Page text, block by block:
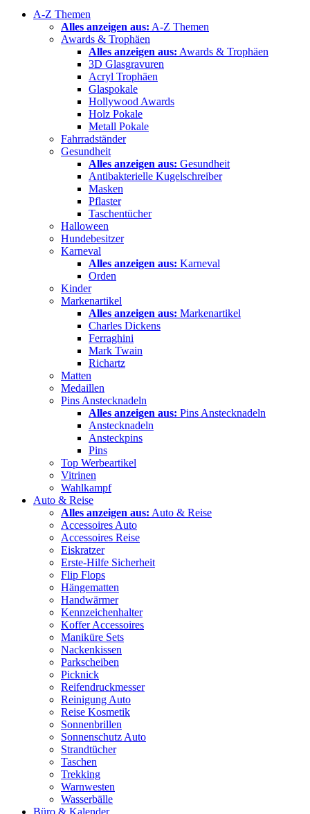
A-Z Themen
Alles anzeigen aus: A-Z Themen
Awards & Trophäen
Alles anzeigen aus: Awards & Trophäen
3D Glasgravuren
Acryl Trophäen
Glaspokale
Hollywood Awards
Holz Pokale
Metall Pokale
Fahrradständer
Gesundheit
Alles anzeigen aus: Gesundheit
Antibakterielle Kugelschreiber
Masken
Pflaster
Taschentücher
Halloween
Hundebesitzer
Karneval
Alles anzeigen aus: Karneval
Orden
Kinder
Markenartikel
Alles anzeigen aus: Markenartikel
Charles Dickens
Ferraghini
Mark Twain
Richartz
Matten
Medaillen
Pins Anstecknadeln
Alles anzeigen aus: Pins Anstecknadeln
Anstecknadeln
Ansteckpins
Pins
Top Werbeartikel
Vitrinen
Wahlkampf
Auto & Reise
Alles anzeigen aus: Auto & Reise
Accessoires Auto
Accessoires Reise
Eiskratzer
Erste-Hilfe Sicherheit
Flip Flops
Hängematten
Handwärmer
Kennzeichenhalter
Koffer Accessoires
Maniküre Sets
Nackenkissen
Parkscheiben
Picknick
Reifendruckmesser
Reinigung Auto
Reise Kosmetik
Sonnenbrillen
Sonnenschutz Auto
Strandtücher
Taschen
Trekking
Warnwesten
Wasserbälle